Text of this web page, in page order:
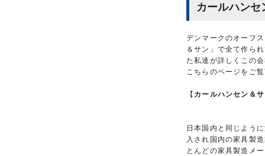
カールハン
デンマークのオーフ
＆サン」で全て作ら
た私達が詳しくこの
こちらのページをご
【 カールハンセン＆
日本国内と同じよう
入され国内の家具製
とんどの家具製造メ